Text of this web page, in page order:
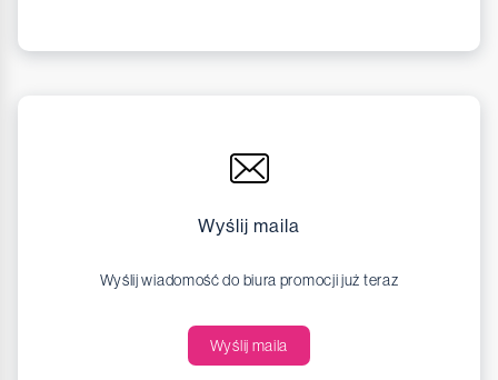
Wyślij maila
Wyślij wiadomość do biura promocji już teraz
Wyślij maila